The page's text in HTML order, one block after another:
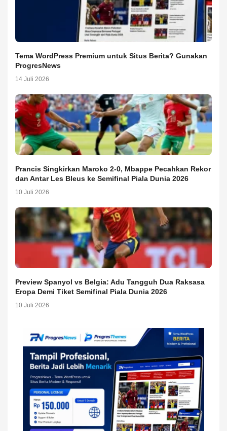
Tema WordPress Premium untuk Situs Berita? Gunakan
ProgresNews
14 Juli 2026
Prancis Singkirkan Maroko 2-0, Mbappe Pecahkan Rekor
dan Antar Les Bleus ke Semifinal Piala Dunia 2026
10 Juli 2026
Preview Spanyol vs Belgia: Adu Tangguh Dua Raksasa
Eropa Demi Tiket Semifinal Piala Dunia 2026
10 Juli 2026